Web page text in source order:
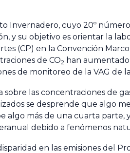
Invernadero, cuyo 20º
y su objetivo es orientar la
(CP) en la Convención
de CO2 han aumentado
de monitoreo de la VAG de
las concentraciones de
se desprende que algo
algo más de una cuarta parte,
debido a fenómenos
en las emisiones del